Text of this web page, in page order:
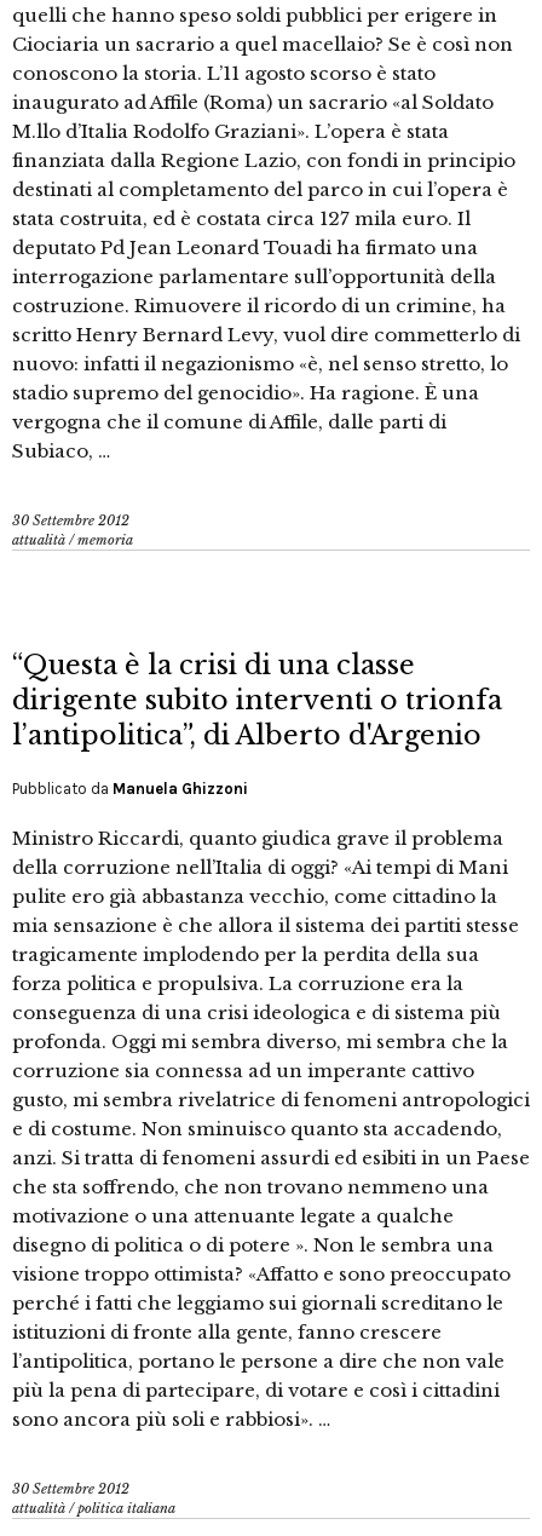
quelli che hanno speso soldi pubblici per erigere in
Ciociaria un sacrario a quel macellaio? Se è così non
conoscono la storia. L’11 agosto scorso è stato
inaugurato ad Affile (Roma) un sacrario «al Soldato
M.llo d’Italia Rodolfo Graziani». L’opera è stata
finanziata dalla Regione Lazio, con fondi in principio
destinati al completamento del parco in cui l’opera è
stata costruita, ed è costata circa 127 mila euro. Il
deputato Pd Jean Leonard Touadi ha firmato una
interrogazione parlamentare sull’opportunità della
costruzione. Rimuovere il ricordo di un crimine, ha
scritto Henry Bernard Levy, vuol dire commetterlo di
nuovo: infatti il negazionismo «è, nel senso stretto, lo
stadio supremo del genocidio». Ha ragione. È una
vergogna che il comune di Affile, dalle parti di
Subiaco, …
30 Settembre 2012
attualità /memoria
“Questa è la crisi di una classe
dirigente subito interventi o trionfa
l’antipolitica”, di Alberto d'Argenio
Pubblicato da Manuela Ghizzoni
Ministro Riccardi, quanto giudica grave il problema
della corruzione nell’Italia di oggi? «Ai tempi di Mani
pulite ero già abbastanza vecchio, come cittadino la
mia sensazione è che allora il sistema dei partiti stesse
tragicamente implodendo per la perdita della sua
forza politica e propulsiva. La corruzione era la
conseguenza di una crisi ideologica e di sistema più
profonda. Oggi mi sembra diverso, mi sembra che la
corruzione sia connessa ad un imperante cattivo
gusto, mi sembra rivelatrice di fenomeni antropologici
e di costume. Non sminuisco quanto sta accadendo,
anzi. Si tratta di fenomeni assurdi ed esibiti in un Paese
che sta soffrendo, che non trovano nemmeno una
motivazione o una attenuante legate a qualche
disegno di politica o di potere ». Non le sembra una
visione troppo ottimista? «Affatto e sono preoccupato
perché i fatti che leggiamo sui giornali screditano le
istituzioni di fronte alla gente, fanno crescere
l’antipolitica, portano le persone a dire che non vale
più la pena di partecipare, di votare e così i cittadini
sono ancora più soli e rabbiosi». …
30 Settembre 2012
attualità /politica italiana